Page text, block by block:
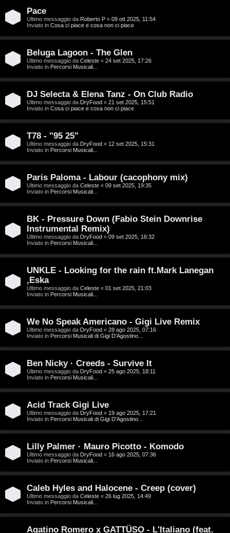
s
t
a
A
r
g
o
m
e
n
t
i
a
t
t
v
i
C
e
r
c
a
F
A
Q
Pace
Ultimo messaggio da Roberto P « 09 ott 2025, 11:54
Inviato in Cosa ci piace e cosa non ci piace
Beluga Lagoon - The Glen
Ultimo messaggio da Celeste « 24 set 2025, 17:26
Inviato in Percorsi Musicali...
DJ Selecta & Elena Tanz - On Club Radio
Ultimo messaggio da DryFood « 21 set 2025, 15:51
Inviato in Cosa ci piace e cosa non ci piace
T78 - "95 25"
Ultimo messaggio da DryFood « 12 set 2025, 15:31
Inviato in Percorsi Musicali...
Paris Paloma - Labour (cacophony mix)
Ultimo messaggio da Celeste « 09 set 2025, 19:35
Inviato in Percorsi Musicali...
BK - Pressure Down (Fabio Stein Downrise
Instrumental Remix)
Ultimo messaggio da DryFood « 09 set 2025, 16:32
Inviato in Percorsi Musicali...
UNKLE - Looking for the rain ft.Mark Lanegan
,Eska
Ultimo messaggio da Celeste « 01 set 2025, 21:03
Inviato in Percorsi Musicali...
We No Speak Americano - Gigi Live Remix
Ultimo messaggio da DryFood « 28 ago 2025, 07:16
Inviato in Percorsi Musicali di Gigi D'Agostino...
Ben Nicky · Creeds - Survive It
Ultimo messaggio da DryFood « 25 ago 2025, 18:11
Inviato in Percorsi Musicali...
Acid Track Gigi Live
Ultimo messaggio da DryFood « 19 ago 2025, 17:21
Inviato in Percorsi Musicali di Gigi D'Agostino...
Lilly Palmer · Mauro Picotto - Komodo
Ultimo messaggio da DryFood « 16 ago 2025, 07:36
Inviato in Percorsi Musicali...
Caleb Hyles and Halocene - Creep (cover)
Ultimo messaggio da Celeste « 26 lug 2025, 14:49
Inviato in Percorsi Musicali...
Agatino Romero x GATTÜSO - L'Italiano (feat.
s
t
i
n
o
i
n
T
o
u
r
u
s
c
a
:
C
D
/
V
i
n
i
l
i
/
D